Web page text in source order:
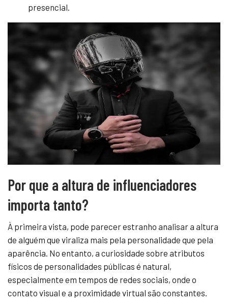
presencial.
Por que a altura de influenciadores
importa tanto?
À primeira vista, pode parecer estranho analisar a altura
de alguém que viraliza mais pela personalidade que pela
aparência. No entanto, a curiosidade sobre atributos
físicos de personalidades públicas é natural,
especialmente em tempos de redes sociais, onde o
contato visual e a proximidade virtual são constantes.